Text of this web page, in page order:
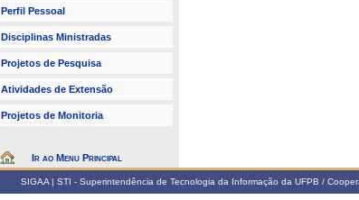
Perfil Pessoal
Disciplinas Ministradas
Projetos de Pesquisa
Atividades de Extensão
Projetos de Monitoria
Ir ao Menu Principal
SIGAA | STI - Superintendência de Tecnologia da Informação da UFPB /